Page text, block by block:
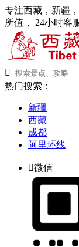
专注西藏，新疆
所值， 24小时客

热门搜索：
新疆
西藏
成都
阿里环线
微信